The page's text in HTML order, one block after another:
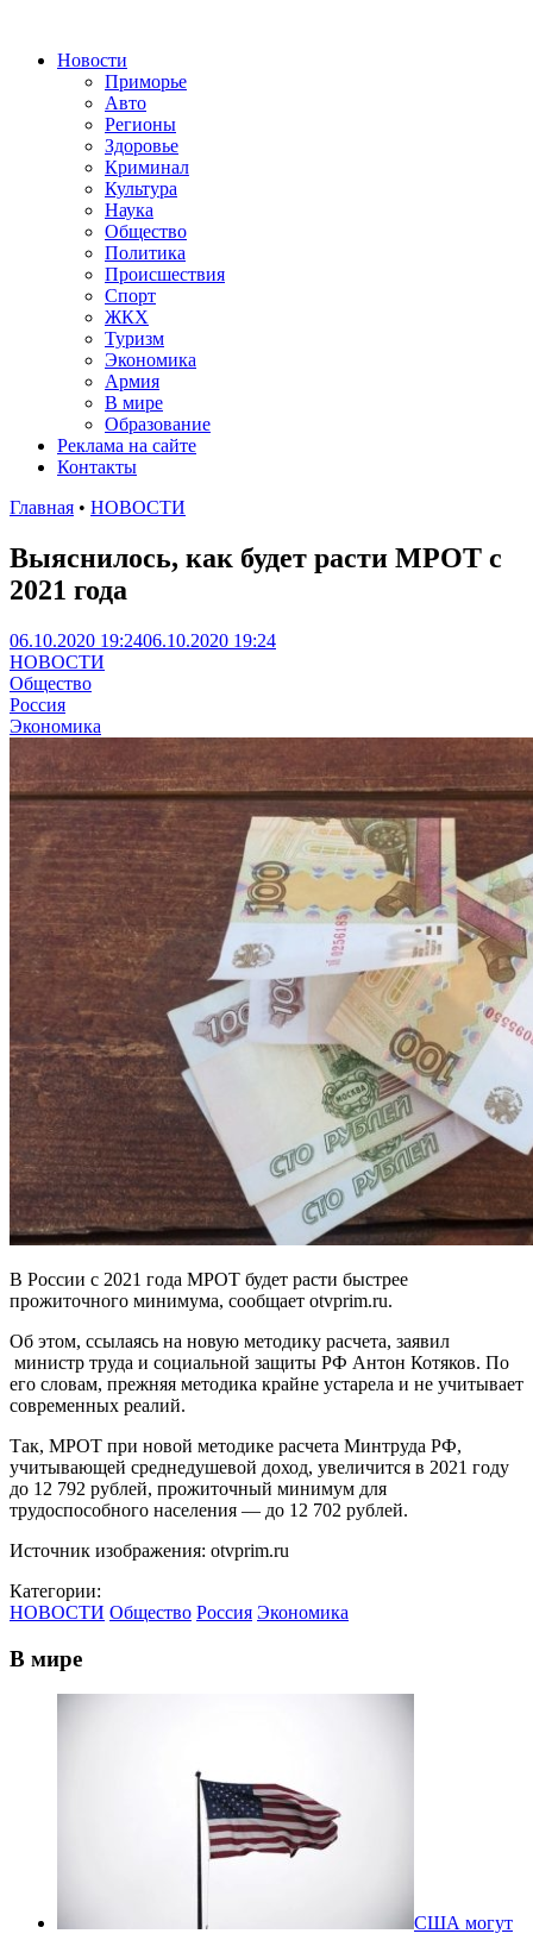
Новости
Приморье
Авто
Регионы
Здоровье
Криминал
Культура
Наука
Общество
Политика
Происшествия
Спорт
ЖКХ
Туризм
Экономика
Армия
В мире
Образование
Реклама на сайте
Контакты
Главная • НОВОСТИ
Выяснилось, как будет расти МРОТ с
2021 года
06.10.2020 19:2406.10.2020 19:24
НОВОСТИ
Общество
Россия
Экономика
В России с 2021 года МРОТ будет расти быстрее
прожиточного минимума, сообщает otvprim.ru.
Об этом, ссылаясь на новую методику расчета, заявил
министр труда и социальной защиты РФ Антон Котяков. По
его словам, прежняя методика крайне устарела и не учитывает
современных реалий.
Так, МРОТ при новой методике расчета Минтруда РФ,
учитывающей среднедушевой доход, увеличится в 2021 году
до 12 792 рублей, прожиточный минимум для
трудоспособного населения — до 12 702 рублей.
Источник изображения: otvprim.ru
Категории:
НОВОСТИ Общество Россия Экономика
В мире
США могут